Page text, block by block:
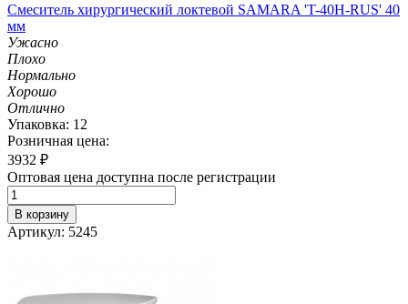
Смеситель хирургический локтевой SAMARA 'T-40H-RUS' 40
мм
Ужасно
Плохо
Нормально
Хорошо
Отлично
Упаковка: 12
Розничная цена:
3932 ₽
Оптовая цена доступна после регистрации
В корзину
Артикул: 5245